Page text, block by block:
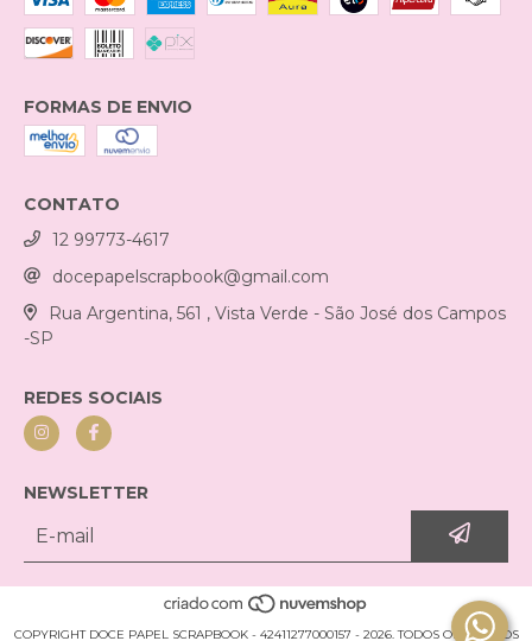
FORMAS DE ENVIO
CONTATO
12 99773-4617
docepapelscrapbook@gmail.com
Rua Argentina, 561 , Vista Verde - São José dos Campos
-SP
REDES SOCIAIS
NEWSLETTER
COPYRIGHT DOCE PAPEL SCRAPBOOK - 42411277000157 - 2026. TODOS OS DIREITOS